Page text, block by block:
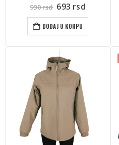
990rsd Originalna
je
bila:
990 rsd.
693 rsdTrenutna
DODAJ U KORPU